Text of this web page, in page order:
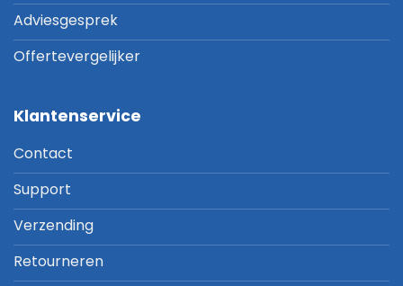
Adviesgesprek
Offertevergelijker
Klantenservice
Contact
Support
Verzending
Retourneren